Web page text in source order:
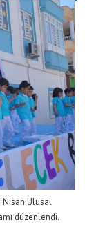
Nisan Ulusal
düzenlendi.